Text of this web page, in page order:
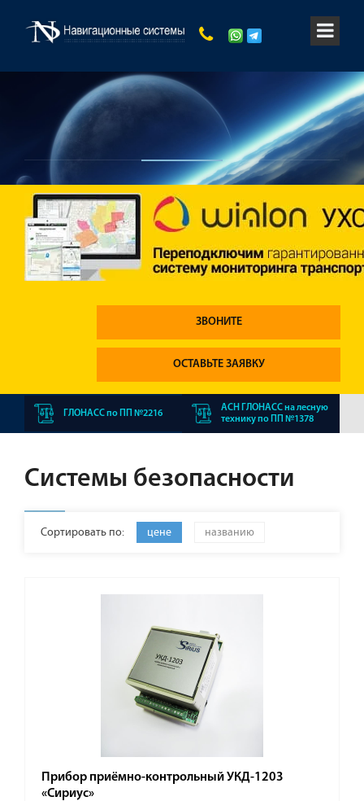
ЗВОНИТЕ
ОСТАВЬТЕ ЗАЯВКУ
ГЛОНАСС по ПП №2216
АСН ГЛОНАСС на лесную
технику по ПП №1378
Системы безопасности
Сортировать по: цене названию
Прибор приёмно-контрольный УКД-1203
«Сириус»